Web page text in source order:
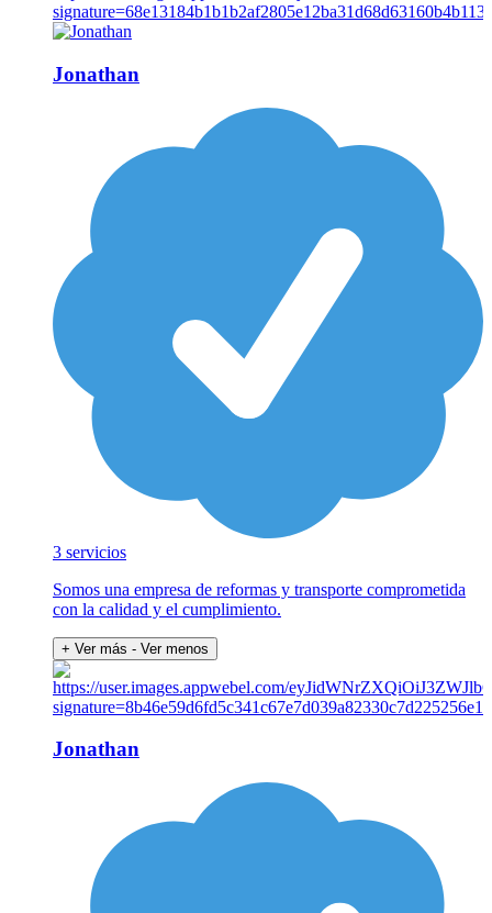
Jonathan
3 servicios
Somos una empresa de reformas y transporte comprometida
con la calidad y el cumplimiento.
+ Ver más - Ver menos
Jonathan